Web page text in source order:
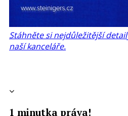
Stáhněte si nejdůležitější
naší kanceláře.
1 minutka práva!